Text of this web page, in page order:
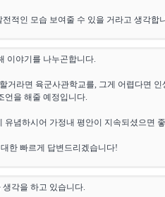
적인 모습 보여줄 수 있을 거라고 생각합
이야기를 나누곤합니다.
거라면 육군사관학교를, 그게 어렵다면
언을 해줄 예정입니다.
념하시어 가정내 평안이 지속되셨으면
한 빠르게 답변드리겠습니다!
각을 하고 있습니다.